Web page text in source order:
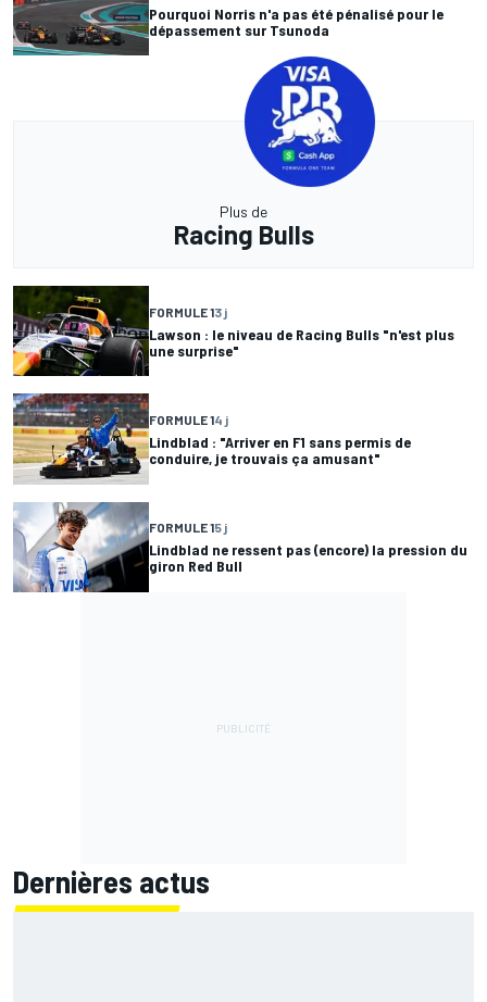
Pourquoi Norris n'a pas été pénalisé pour le
dépassement sur Tsunoda
Plus de
Racing Bulls
FORMULE 13 j
Lawson : le niveau de Racing Bulls "n'est plus
une surprise"
FORMULE 14 j
Lindblad : "Arriver en F1 sans permis de
conduire, je trouvais ça amusant"
FORMULE 15 j
Lindblad ne ressent pas (encore) la pression du
giron Red Bull
Dernières actus